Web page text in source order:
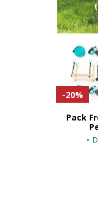
-20%
Pack